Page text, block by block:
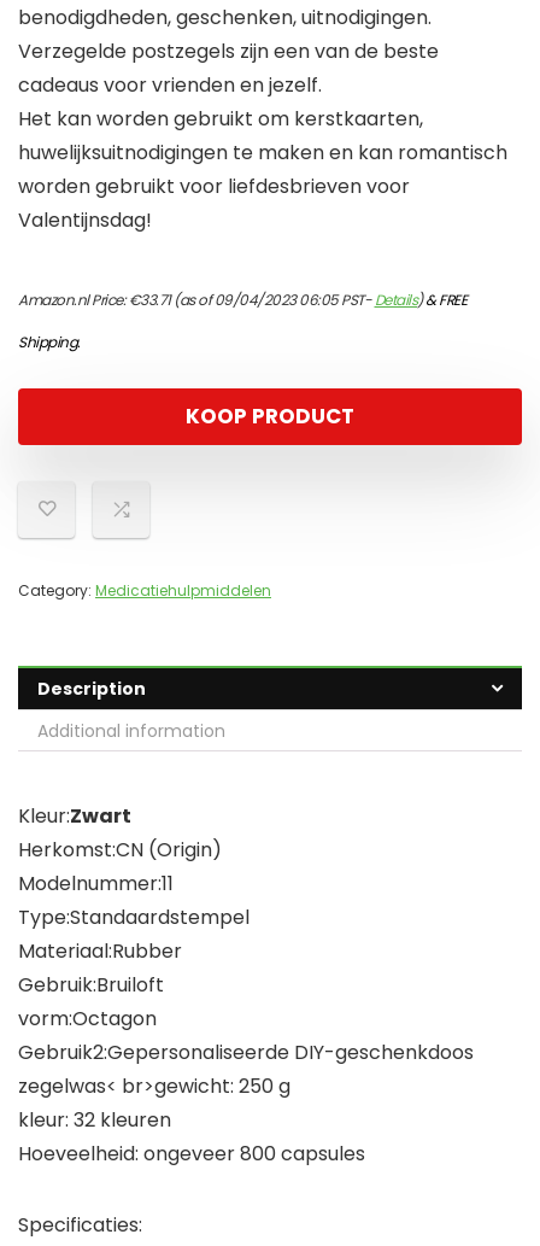
benodigdheden, geschenken, uitnodigingen.
Verzegelde postzegels zijn een van de beste
cadeaus voor vrienden en jezelf.
Het kan worden gebruikt om kerstkaarten,
huwelijksuitnodigingen te maken en kan romantisch
worden gebruikt voor liefdesbrieven voor
Valentijnsdag!
Amazon.nl Price:€33.71(as of 09/04/2023 06:05 PST-Details)&FREE
Shipping.
KOOP PRODUCT
Category: Medicatiehulpmiddelen
Description
Additional information
Kleur:Zwart
Herkomst:CN (Origin)
Modelnummer:11
Type:Standaardstempel
Materiaal:Rubber
Gebruik:Bruiloft
vorm:Octagon
Gebruik2:Gepersonaliseerde DIY-geschenkdoos
zegelwas< br>gewicht: 250 g
kleur: 32 kleuren
Hoeveelheid: ongeveer 800 capsules
Specificaties: